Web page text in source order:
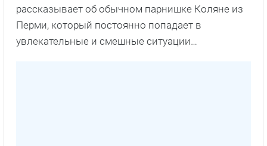
рассказывает об обычном парнишке Коляне из
Перми, который постоянно попадает в
увлекательные и смешные ситуации…